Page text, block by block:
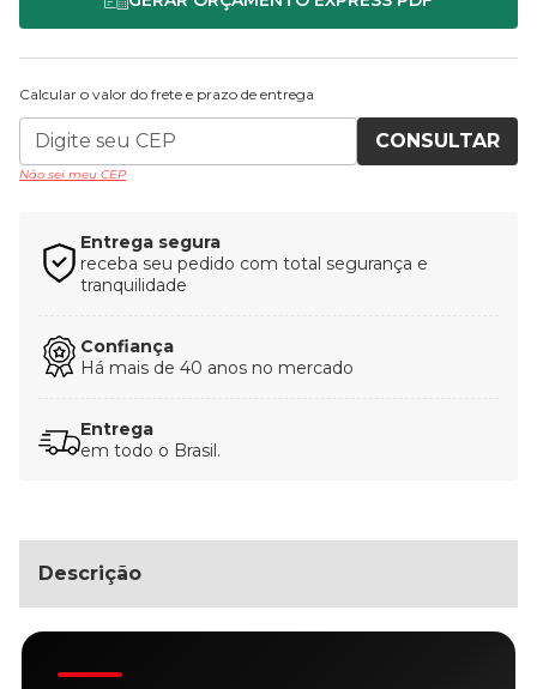
Calcular o valor do frete e prazo de entrega
CONSULTAR
Não sei meu CEP
Entrega segura
receba seu pedido com total segurança e
tranquilidade
Confiança
Há mais de 40 anos no mercado
Entrega
em todo o Brasil.
Descrição